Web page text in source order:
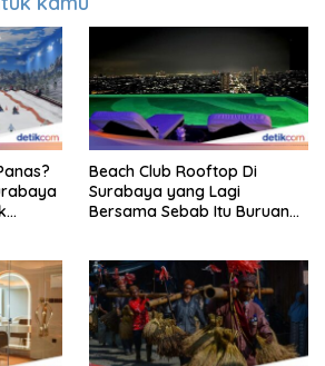
Beach Club Rooftop Di
Surabaya yang Lagi
Bersama Sebab Itu Buruan